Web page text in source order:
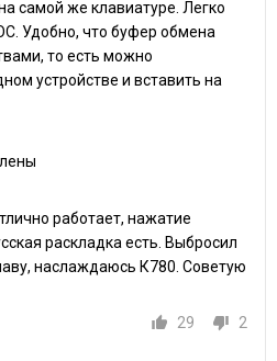
самой же клавиатуре. Легко
Удобно, что буфер обмена
то есть можно
устройстве и вставить на
работает, нажатие
раскладка есть. Выбросил
наслаждаюсь К780. Советую
29
2